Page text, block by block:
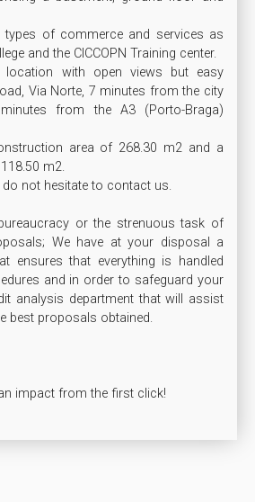
types of commerce and services as
and the CICCOPN Training center.
location with open views but easy
Via Norte, 7 minutes from the city
from the A3 (Porto-Braga)
area of 268.30 m2 and a
m2.
not hesitate to contact us.
or the strenuous task of
We have at your disposal a
ensures that everything is handled
and in order to safeguard your
analysis department that will assist
best proposals obtained.
impact from the first click!